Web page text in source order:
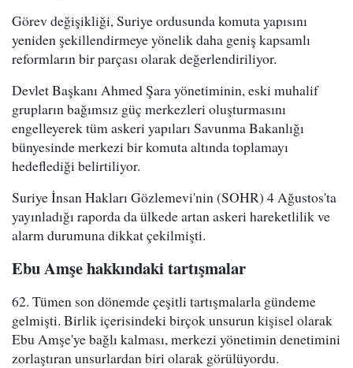
Görev değişikliği, Suriye ordusunda komuta yapısını
yeniden şekillendirmeye yönelik daha geniş kapsamlı
reformların bir parçası olarak değerlendiriliyor.
Devlet Başkanı Ahmed Şara yönetiminin, eski muhalif
grupların bağımsız güç merkezleri oluşturmasını
engelleyerek tüm askeri yapıları Savunma Bakanlığı
bünyesinde merkezi bir komuta altında toplamayı
hedeflediği belirtiliyor.
Suriye İnsan Hakları Gözlemevi'nin (SOHR) 4 Ağustos'ta
yayınladığı raporda da ülkede artan askeri hareketlilik ve
alarm durumuna dikkat çekilmişti.
Ebu Amşe hakkındaki tartışmalar
62. Tümen son dönemde çeşitli tartışmalarla gündeme
gelmişti. Birlik içerisindeki birçok unsurun kişisel olarak
Ebu Amşe'ye bağlı kalması, merkezi yönetimin denetimini
zorlaştıran unsurlardan biri olarak görülüyordu.